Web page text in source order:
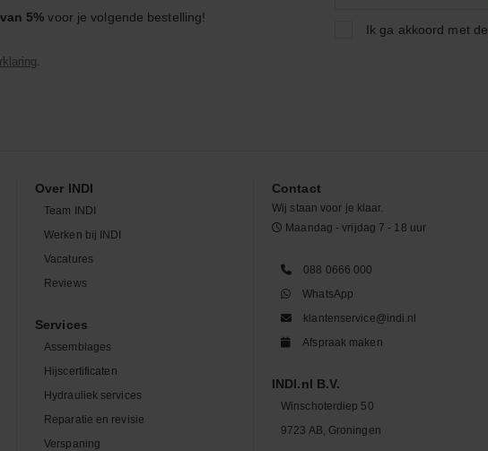
5% voor je volgende bestelling!
.
Ik ga akkoord met de
Over INDI
Team INDI
Werken bij INDI
Vacatures
Reviews
Services
Assemblages
Hijscertificaten
Hydrauliek services
Reparatie en revisie
Verspaning
Contact
Wij staan voor je klaar.
Maandag - vrijdag 7 - 18 uur
088 0666 000
WhatsApp
klantenservice@indi.nl
Afspraak maken
INDI.nl B.V.
Winschoterdiep 50
9723 AB, Groningen